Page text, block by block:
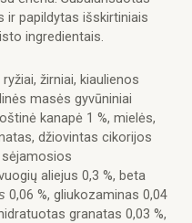
ir papildytas išskirtiniais
ingredientais.
žirniai, kiaulienos
masės gyvūniniai
kanapė 1 %, mielės,
džiovintas cikorijos
aliejus 0,3 %, beta
0,06 %, gliukozaminas 0,04
granatas 0,03 %,